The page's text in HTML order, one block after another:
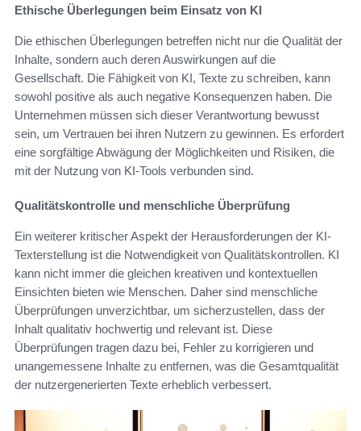
Ethische Überlegungen beim Einsatz von KI
Die ethischen Überlegungen betreffen nicht nur die Qualität der
Inhalte, sondern auch deren Auswirkungen auf die
Gesellschaft. Die Fähigkeit von KI, Texte zu schreiben, kann
sowohl positive als auch negative Konsequenzen haben. Die
Unternehmen müssen sich dieser Verantwortung bewusst
sein, um Vertrauen bei ihren Nutzern zu gewinnen. Es erfordert
eine sorgfältige Abwägung der Möglichkeiten und Risiken, die
mit der Nutzung von KI-Tools verbunden sind.
Qualitätskontrolle und menschliche Überprüfung
Ein weiterer kritischer Aspekt der Herausforderungen der KI-
Texterstellung ist die Notwendigkeit von Qualitätskontrollen. KI
kann nicht immer die gleichen kreativen und kontextuellen
Einsichten bieten wie Menschen. Daher sind menschliche
Überprüfungen unverzichtbar, um sicherzustellen, dass der
Inhalt qualitativ hochwertig und relevant ist. Diese
Überprüfungen tragen dazu bei, Fehler zu korrigieren und
unangemessene Inhalte zu entfernen, was die Gesamtqualität
der nutzergenerierten Texte erheblich verbessert.